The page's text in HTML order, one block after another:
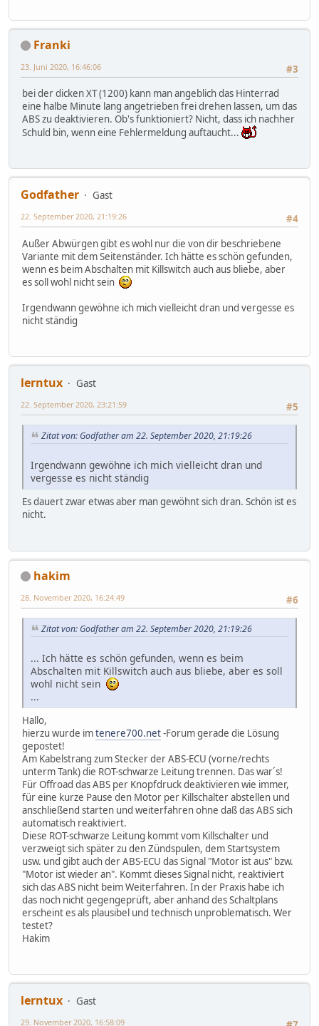
Franki
#3
23. Juni 2020, 16:46:06
bei der dicken XT (1200) kann man angeblich das Hinterrad
eine halbe Minute lang angetrieben frei drehen lassen, um das
ABS zu deaktivieren. Ob's funktioniert? Nicht, dass ich nachher
Schuld bin, wenn eine Fehlermeldung auftaucht...
Godfather
Gast
#4
22. September 2020, 21:19:26
Außer Abwürgen gibt es wohl nur die von dir beschriebene
Variante mit dem Seitenständer. Ich hätte es schön gefunden,
wenn es beim Abschalten mit Killswitch auch aus bliebe, aber
es soll wohl nicht sein
Irgendwann gewöhne ich mich vielleicht dran und vergesse es
nicht ständig
lerntux
Gast
#5
22. September 2020, 23:21:59
Zitat von: Godfather am 22. September 2020, 21:19:26
Irgendwann gewöhne ich mich vielleicht dran und
vergesse es nicht ständig
Es dauert zwar etwas aber man gewöhnt sich dran. Schön ist es
nicht.
hakim
#6
28. November 2020, 16:24:49
Zitat von: Godfather am 22. September 2020, 21:19:26
... Ich hätte es schön gefunden, wenn es beim
Abschalten mit Killswitch auch aus bliebe, aber es soll
wohl nicht sein
...
Hallo,
hierzu wurde imtenere700.net-Forum gerade die Lösung
gepostet!
Am Kabelstrang zum Stecker der ABS-ECU (vorne/rechts
unterm Tank) die ROT-schwarze Leitung trennen. Das war´s!
Für Offroad das ABS per Knopfdruck deaktivieren wie immer,
für eine kurze Pause den Motor per Killschalter abstellen und
anschließend starten und weiterfahren ohne daß das ABS sich
automatisch reaktiviert.
Diese ROT-schwarze Leitung kommt vom Killschalter und
verzweigt sich später zu den Zündspulen, dem Startsystem
usw. und gibt auch der ABS-ECU das Signal "Motor ist aus" bzw.
"Motor ist wieder an". Kommt dieses Signal nicht, reaktiviert
sich das ABS nicht beim Weiterfahren. In der Praxis habe ich
das noch nicht gegengeprüft, aber anhand des Schaltplans
erscheint es als plausibel und technisch unproblematisch. Wer
testet?
Hakim
lerntux
Gast
29. November 2020, 16:58:09